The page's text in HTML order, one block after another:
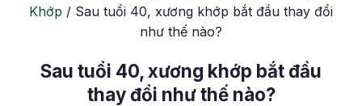
Khớp / Sau tuổi 40, xương khớp bắt đầu thay đổi
như thế nào?
Sau tuổi 40, xương khớp bắt đầu
thay đổi như thế nào?